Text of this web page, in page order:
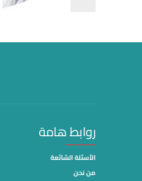
روابط هامة
الأسئلة الشائعة
من نحن